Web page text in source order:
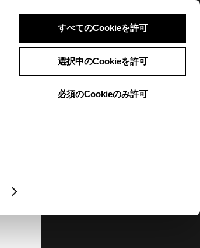
すべてのCookieを許可
選択中のCookieを許可
必須のCookieのみ許可
ログイン 検索 メニュー
メニュー